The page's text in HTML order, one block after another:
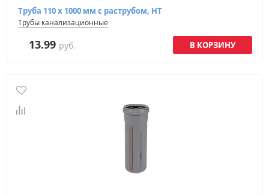
Труба 110 х 1000 мм с раструбом, HT
Трубы канализационные
13.99 руб.